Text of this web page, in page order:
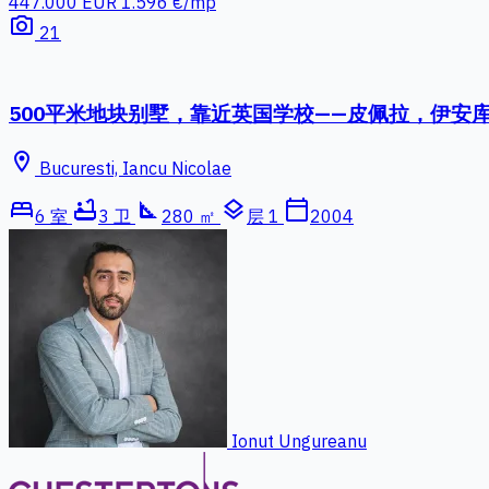
photo_camera 21
500平米地块别墅，靠近英国学校——皮佩拉，伊安
location_on Bucuresti, Iancu Nicolae
bed6 室 bathtub3 卫 square_foot 280 ㎡ layers 层 1 calendar_today2004
Ionut Ungureanu